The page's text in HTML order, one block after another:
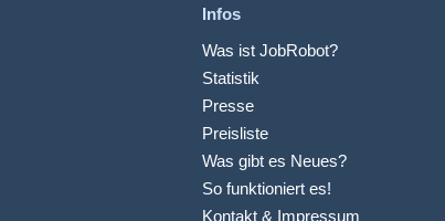
Infos
Was ist JobRobot?
Statistik
Presse
Preisliste
Was gibt es Neues?
So funktioniert es!
Kontakt & Impressum